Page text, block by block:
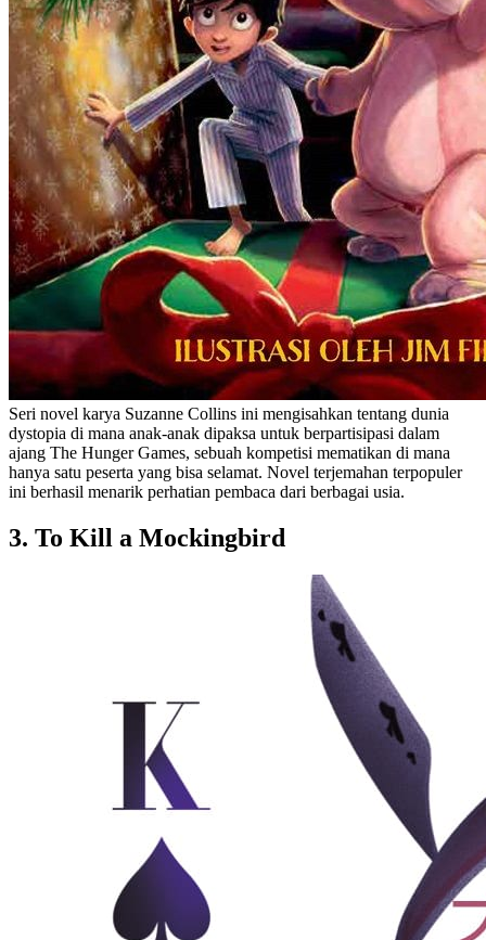
Seri novel karya Suzanne Collins ini mengisahkan tentang dunia
dystopia di mana anak-anak dipaksa untuk berpartisipasi dalam
ajang The Hunger Games, sebuah kompetisi mematikan di mana
hanya satu peserta yang bisa selamat. Novel terjemahan terpopuler
ini berhasil menarik perhatian pembaca dari berbagai usia.
3. To Kill a Mockingbird